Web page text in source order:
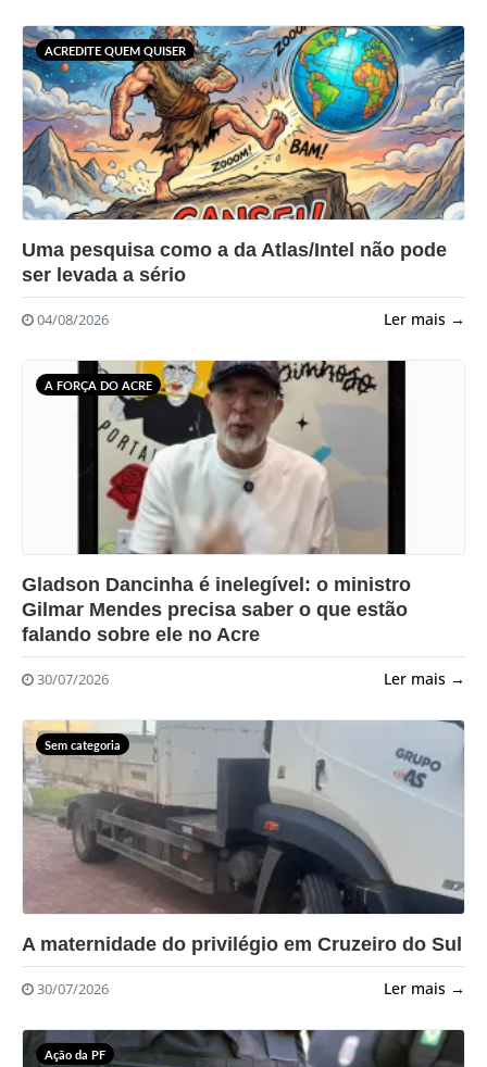
ACREDITE QUEM QUISER
?>
Uma pesquisa como a da Atlas/Intel não pode
ser levada a sério
04/08/2026 Ler mais →
A FORÇA DO ACRE
?>
Gladson Dancinha é inelegível: o ministro
Gilmar Mendes precisa saber o que estão
falando sobre ele no Acre
30/07/2026 Ler mais →
Sem categoria
?>
A maternidade do privilégio em Cruzeiro do Sul
30/07/2026 Ler mais →
Ação da PF